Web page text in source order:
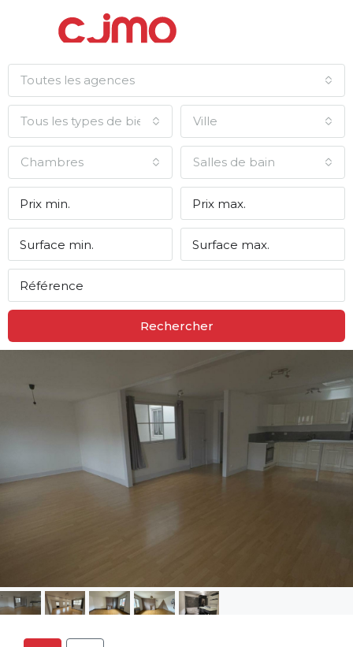
Toutes les agences
Tous les types de biens Ville
Chambres Salles de bain
Rechercher